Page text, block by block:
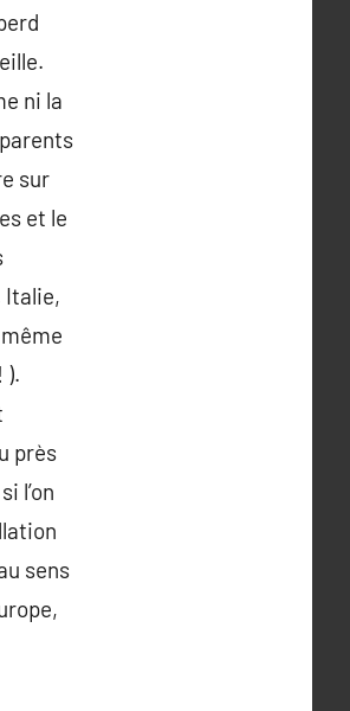
ni la
sur
et le
Italie,
).
près
l’on
sens